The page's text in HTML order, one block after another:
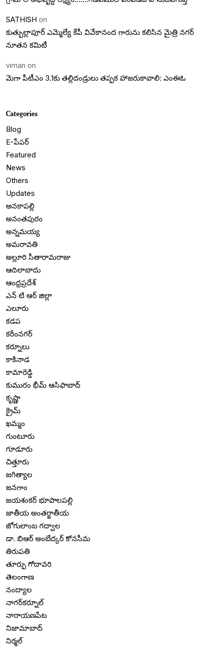
SATHISH on
కుత్బుల్లాపూర్ ఎమ్మెల్యే కేపీ వివేకానంద గారును కలిసిన మైత్రి నగర్
నూతన కమిటీ
viman on
మెగా పీటీఎం 3.1కు తల్లిదండ్రులు తప్పక హాజరుకావాలి: ఎంఈఓ
Categories
Blog
E-పేపర్
Featured
News
Others
Updates
అనకాపల్లి
అనంతపురం
అన్నమయ్య
అమరావతి
అల్లూరి సీతారామరాజు
ఆదిలాబాదు
ఆంధ్రప్రదేశ్
ఎన్ టి ఆర్ జిల్లా
ఎలూరు
కడప
కరీంనగర్
కర్నూలు
కాకినాడ
కామారెడ్డి
కుమురం భీమ్ ఆసిఫాబాద్
కృష్ణా
క్రైమ్
ఖమ్మం
గుంటూరు
గూడూరు
చిత్తూరు
జగిత్యాల
జనగాం
జయశంకర్ భూపాలపల్లి
జాతీయ అంతర్జాతీయ
జోగులాంబ గద్వాల
డా. బిఆర్ అంబేద్కర్ కోనసీమ
తిరుపతి
తూర్పు గోదావరి
తెలంగాణ
నంద్యాల
నాగర్‌కర్నూల్
నారాయణపేట
నిజామాబాద్
నిర్మల్